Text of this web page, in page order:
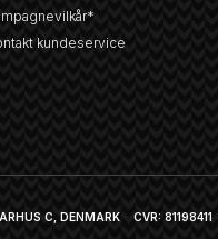
kundeservice
C, DENMARK CVR: 81198411